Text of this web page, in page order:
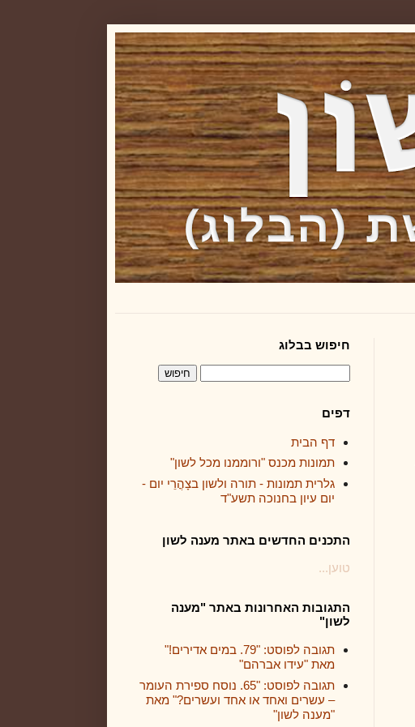
חיפוש בבלוג
דפים
דף הבית
תמונות מכנס "ורוממנו מכל לשון"
גלרית תמונות - תורה ולשון בצָהֳרֵי יום -
יום עיון בחנוכה תשע"ד
התכנים החדשים באתר מענה לשון
טוען...
התגובות האחרונות באתר "מענה
לשון"
תגובה לפוסט: "79. במים אדירים!"
מאת "עידו אברהם"
תגובה לפוסט: "65. נוסח ספירת העומר
– עשרים ואחד או אחד ועשרים?" מאת
"מענה לשון"